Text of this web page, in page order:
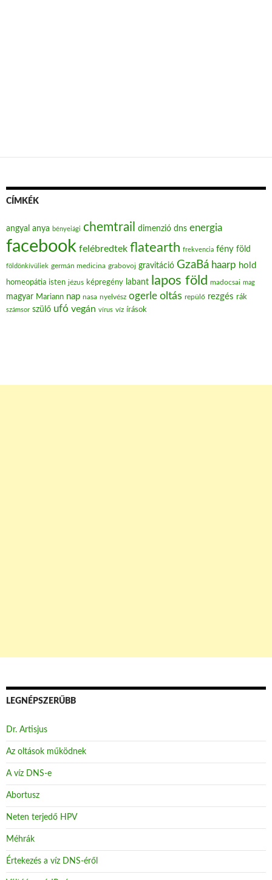
CÍMKÉK
angyal anya bényeiági chemtrail dimenzió dns energia
facebook felébredtek flatearth frekvencia fény föld
földönkívüliek germán medicina grabovoj gravitáció GzaBá haarp hold
homeopátia isten jézus képregény labant lapos föld madocsai mag
magyar Mariann nap nasa nyelvész ogerle oltás repülő rezgés rák
számsor szülő ufó vegán vírus víz írások
LEGNÉPSZERŰBB
Dr. Artisjus
Az oltások működnek
A víz DNS-e
Abortusz
Neten terjedő HPV
Méhrák
Értekezés a víz DNS-éről